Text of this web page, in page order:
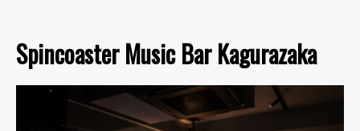
Spincoaster Music Bar Kagurazaka